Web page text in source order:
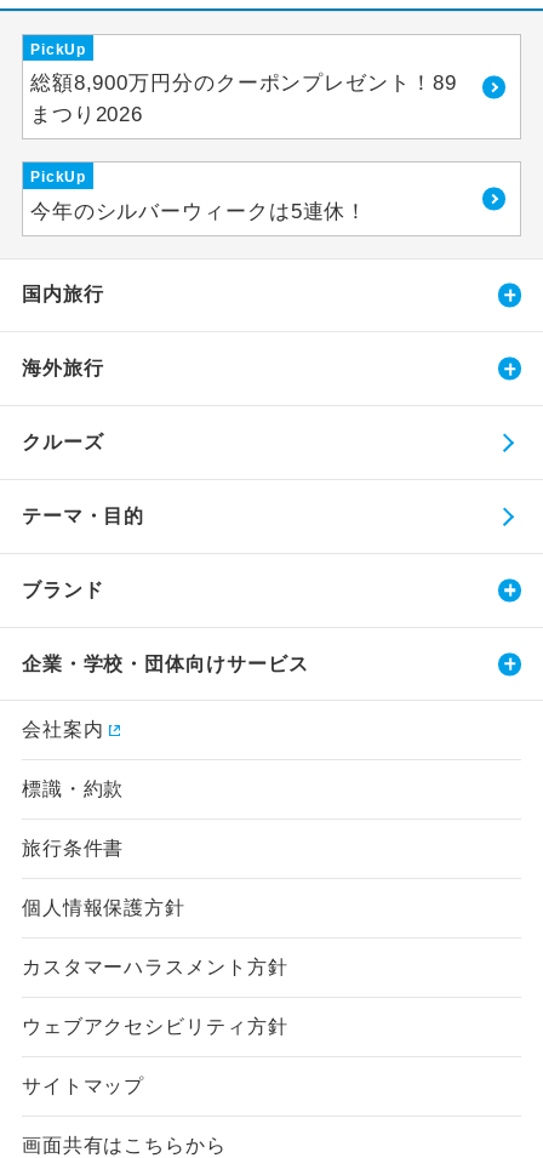
PickUp
総額8,900万円分のクーポンプレゼント！89
まつり2026
PickUp
今年のシルバーウィークは5連休！
国内旅行
海外旅行
クルーズ
テーマ・目的
ブランド
企業・学校・団体向けサービス
会社案内
標識・約款
旅行条件書
個人情報保護方針
カスタマーハラスメント方針
ウェブアクセシビリティ方針
サイトマップ
画面共有はこちらから